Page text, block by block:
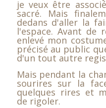
je veux être
sacré. Mais
dedans d'aller la
l'espace. Avant de
enlevé mon
précisé au public
d'un tout autre
Mais pendant la
sourires sur la
quelques rires et
de rigoler.